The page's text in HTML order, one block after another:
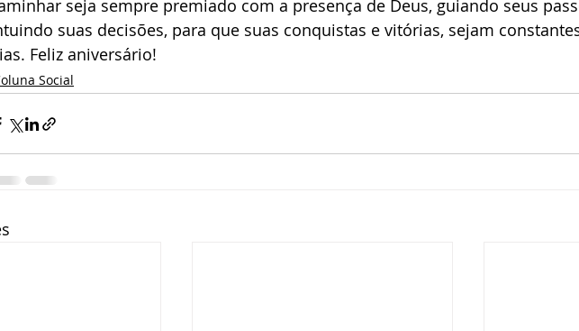
seja sempre premiado com a presença de Deus, guiando seus
suas decisões, para que suas conquistas e vitórias, sejam
Feliz aniversário!
Social